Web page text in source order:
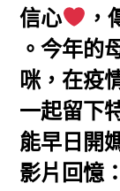
信心
，
。今年的
咪，在疫
一起留下
能早日開
影片回憶